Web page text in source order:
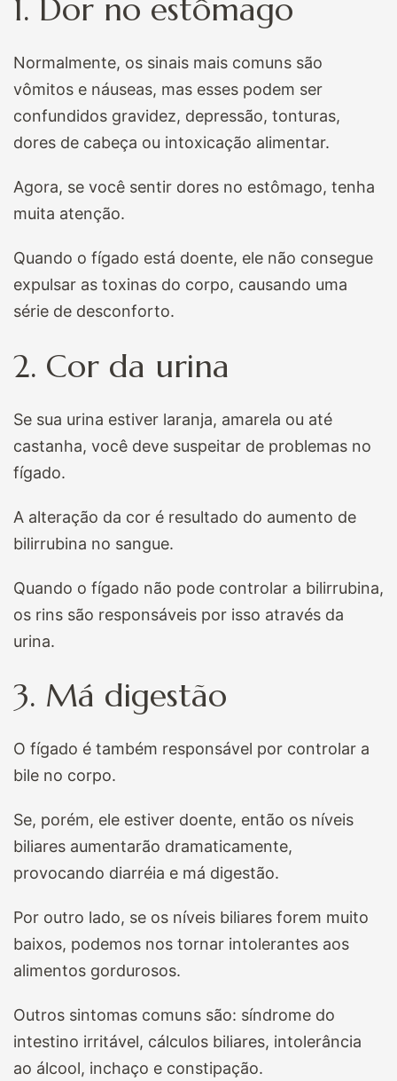
1. Dor no estômago
Normalmente, os sinais mais comuns são
vômitos e náuseas, mas esses podem ser
confundidos gravidez, depressão, tonturas,
dores de cabeça ou intoxicação alimentar.
Agora, se você sentir dores no estômago, tenha
muita atenção.
Quando o fígado está doente, ele não consegue
expulsar as toxinas do corpo, causando uma
série de desconforto.
2. Cor da urina
Se sua urina estiver laranja, amarela ou até
castanha, você deve suspeitar de problemas no
fígado.
A alteração da cor é resultado do aumento de
bilirrubina no sangue.
Quando o fígado não pode controlar a bilirrubina,
os rins são responsáveis por isso através da
urina.
3. Má digestão
O fígado é também responsável por controlar a
bile no corpo.
Se, porém, ele estiver doente, então os níveis
biliares aumentarão dramaticamente,
provocando diarréia e má digestão.
Por outro lado, se os níveis biliares forem muito
baixos, podemos nos tornar intolerantes aos
alimentos gordurosos.
Outros sintomas comuns são: síndrome do
intestino irritável, cálculos biliares, intolerância
ao álcool, inchaço e constipação.